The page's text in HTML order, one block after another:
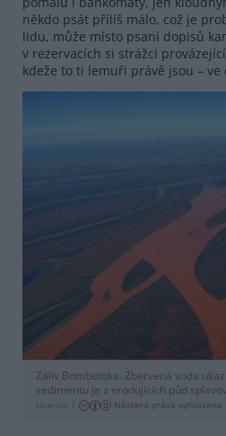
někdo psát příliš málo, což je
lidu, může místo psaní dopisů
v rezervacích si strážci
kdeže to ti lemuři právě jsou – ve
Záliv Bombetoka. Zbarvená voda
sedimentu je z erodujících půd
Licence | Některá práva vyhrazena